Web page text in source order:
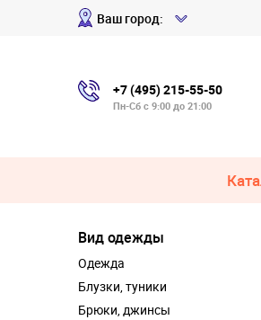
Ваш город:
+7 (495) 215-55-50
Пн-Сб с 9:00 до 21:00
Вид одежды
Одежда
Блузки, туники
Брюки, джинсы